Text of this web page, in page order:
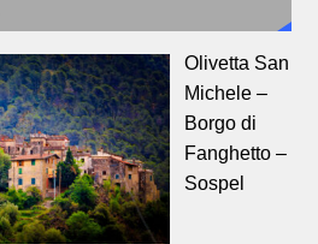
Olivetta San
Michele –
Borgo di
Fanghetto –
Sospel